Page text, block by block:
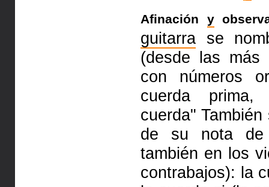
Afinación y
guitarra se
(desde las
con números
cuerda prima,
cuerda"
de su nota de
también en los
contrabajos): la